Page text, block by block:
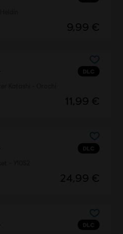
9,99 €
DLC
11,99 €
DLC
24,99 €
DLC